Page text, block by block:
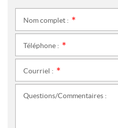
Nom complet :
Téléphone :
Courriel :
Questions/Commentaires :